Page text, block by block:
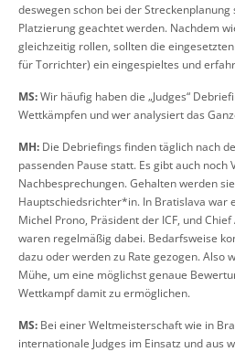
deswegen schon bei der
Platzierung geachtet werden. Nachdem
gleichzeitig rollen, sollten die
für Torrichter) ein eingespieltes und
MS:Wir häufig haben die „Judges“
Wettkämpfen und wer analysiert das
MH: Die Debriefings finden täglich nach
passenden Pause statt. Es gibt auch noch
Nachbesprechungen. Gehalten werden
Hauptschiedsrichter*in. In Bratislava war
Michel Prono, Präsident der ICF, und
waren regelmäßig dabei. Bedarfsweise
dazu oder werden zu Rate gezogen. Also
Mühe, um eine möglichst genaue
Wettkampf damit zu ermöglichen.
MS: Bei einer Weltmeisterschaft wie in
internationale Judges im Einsatz und aus